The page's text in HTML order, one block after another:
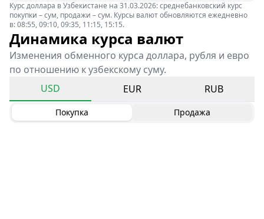
Курс доллара в Узбекистане на 31.03.2026: среднебанковский курс
покупки – сум, продажи – сум. Курсы валют обновляются ежедневно
в: 08:55, 09:10, 09:35, 11:15, 15:15.
Динамика курса валют
Изменения обменного курса доллара, рубля и евро
по отношению к узбекскому суму.
USD
EUR RUB
Покупка Продажа